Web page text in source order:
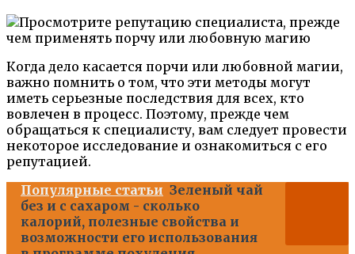
Когда дело касается порчи или любовной магии,
важно помнить о том, что эти методы могут
иметь серьезные последствия для всех, кто
вовлечен в процесс. Поэтому, прежде чем
обращаться к специалисту, вам следует провести
некоторое исследование и ознакомиться с его
репутацией.
Популярные статьи Зеленый чай
без и с сахаром - сколько
калорий, полезные свойства и
возможности его использования